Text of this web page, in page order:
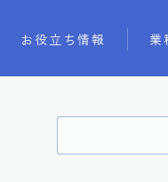
お役立ち情報 業